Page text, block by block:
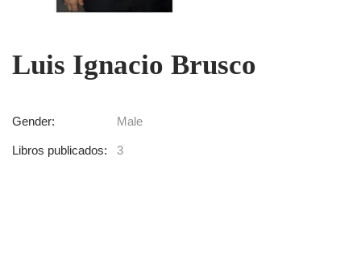
Luis Ignacio Brusco
Gender: Male
Libros publicados: 3